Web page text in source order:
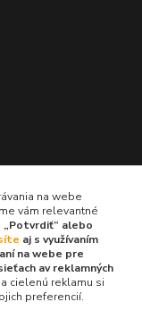
na webe
vám relevantné
alebo
aj s využívaním
na webe pre
av reklamných
cielenú reklamu si
preferencií.